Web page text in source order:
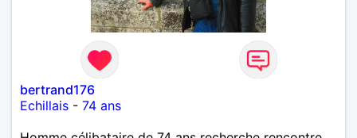
bertrand176
Echillais - 74 ans